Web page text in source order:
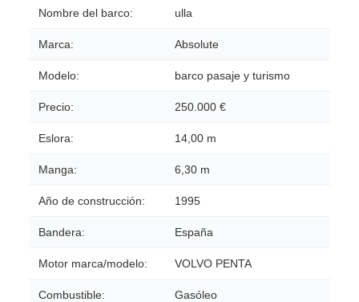
Nombre del barco: ulla
Marca: Absolute
Modelo: barco pasaje y turismo
Precio: 250.000 €
Eslora: 14,00 m
Manga: 6,30 m
Año de construcción: 1995
Bandera: España
Motor marca/modelo: VOLVO PENTA
Combustible: Gasóleo